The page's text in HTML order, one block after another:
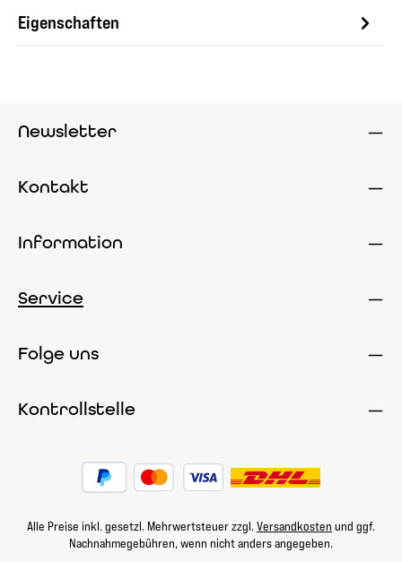
Eigenschaften
Newsletter
Kontakt
Information
Service
Folge uns
Kontrollstelle
Alle Preise inkl. gesetzl. Mehrwertsteuer zzgl. Versandkosten und ggf.
Nachnahmegebühren, wenn nicht anders angegeben.